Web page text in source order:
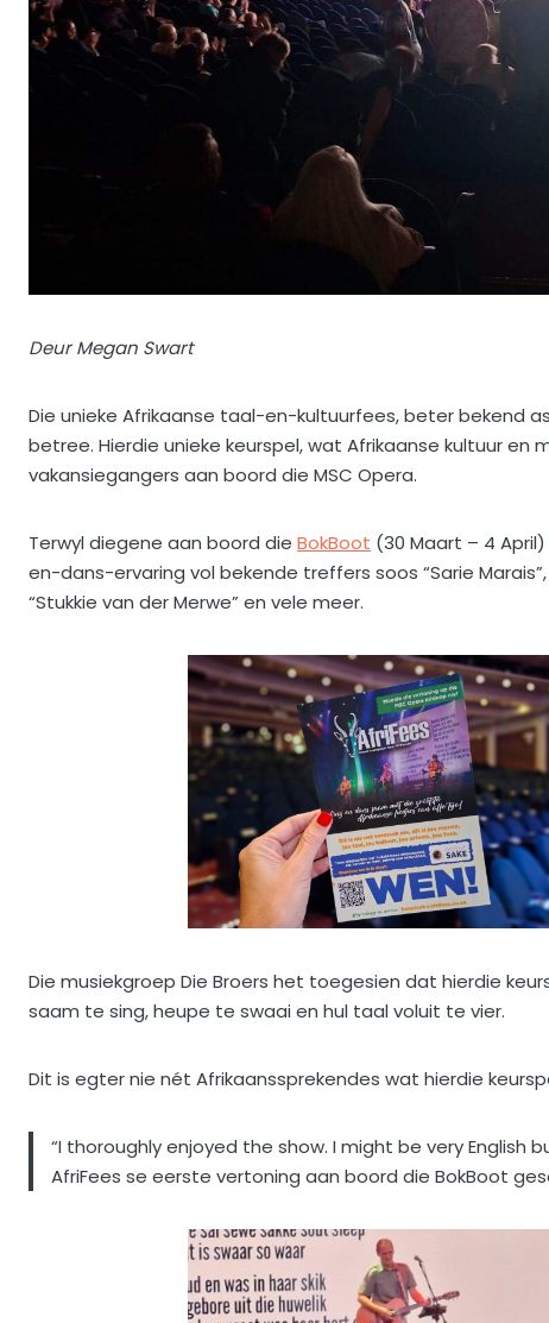
Deur Megan Swart
Die unieke Afrikaanse taal-en-kultuurfees, beter bekend
betree. Hierdie unieke keurspel, wat Afrikaanse kultuur en
vakansiegangers aan boord die MSC Opera.
Terwyl diegene aan boord die BokBoot (30 Maart – 4
en-dans-ervaring vol bekende treffers soos “Sarie Marais”,
“Stukkie van der Merwe” en vele meer.
Die musiekgroep Die Broers het toegesien dat hierdie
saam te sing, heupe te swaai en hul taal voluit te vier.
Dit is egter nie nét Afrikaanssprekendes wat hierdie
“I thoroughly enjoyed the show. I might be very English
AfriFees se eerste vertoning aan boord die BokBoot